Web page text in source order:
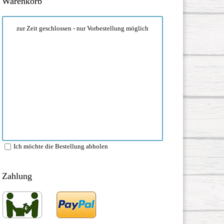
zur Zeit geschlossen - nur Vorbestellung möglich
Ich möchte die Bestellung abholen
Zahlung